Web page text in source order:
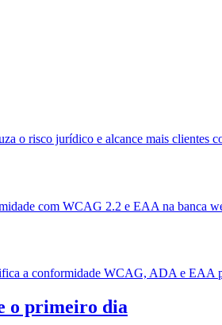
o risco jurídico e alcance mais clientes
com WCAG 2.2 e EAA na banca
a conformidade WCAG, ADA e EAA
o primeiro dia